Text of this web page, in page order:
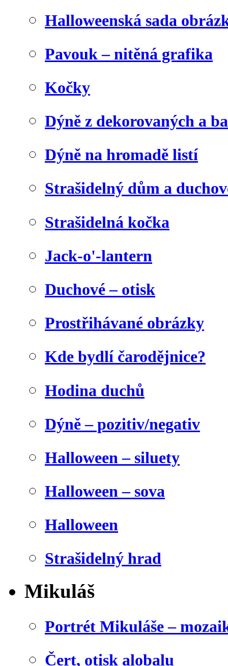
Halloweenská sada
Pavouk – nitěná grafika
Kočky
Dýně z dekorovaných a
Dýně na hromadě listí
Strašidelný dům a
Strašidelná kočka
Jack-o'-lantern
Duchové – otisk
Prostřihávané obrázky
Kde bydlí čarodějnice?
Hodina duchů
Dýně – pozitiv/negativ
Halloween – siluety
Halloween – sova
Halloween
Strašidelný hrad
Mikuláš
Portrét Mikuláše –
Čert, otisk alobalu